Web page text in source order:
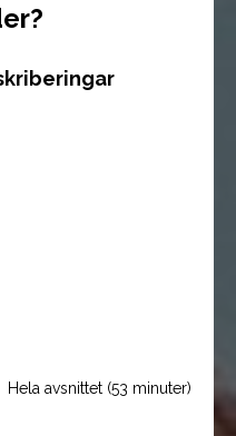
Hela avsnittet (53 minuter)